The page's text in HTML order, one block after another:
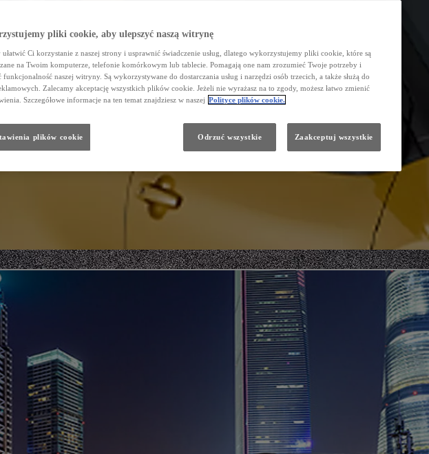
pliki cookie, aby ulepszyć naszą witrynę
ułatwić Ci korzystanie z naszej strony i usprawnić świadczenie usług, dlatego wykorzystujemy pliki cookie, które są
na Twoim komputerze, telefonie komórkowym lub tablecie. Pomagają one nam zrozumieć Twoje potrzeby i
funkcjonalność naszej witryny. Są wykorzystywane do dostarczania usług i narzędzi osób trzecich, a także służą do
Zalecamy akceptację wszystkich plików cookie. Jeżeli nie wyrażasz na to zgody, możesz łatwo zmienić
Szczegółowe informacje na ten temat znajdziesz w naszej Polityce plików cookie.
Odrzuć wszystkie Zaakceptuj wszystkie
plików cookie